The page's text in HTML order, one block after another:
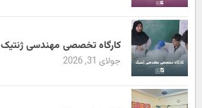
کارگاه تخصصی مهندسی ژنتیک
جولای 31, 2026